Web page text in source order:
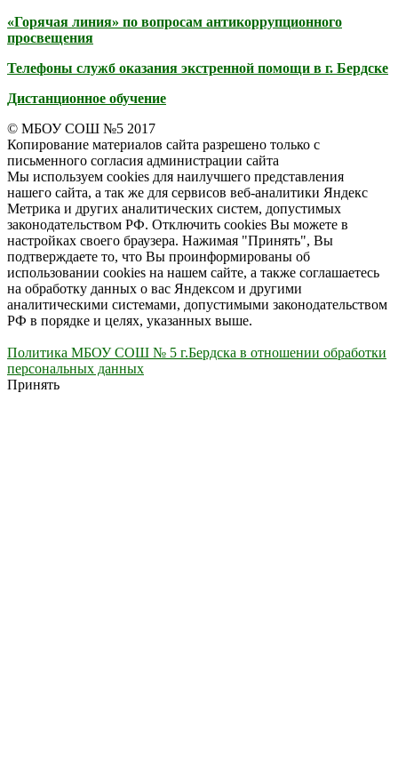
«Горячая линия» по вопросам антикоррупционного
просвещения
Телефоны служб оказания экстренной помощи в г. Бердске
Дистанционное обучение
© МБОУ СОШ №5 2017
Копирование материалов сайта разрешено только с
письменного согласия администрации сайта
Мы используем cookies для наилучшего представления
нашего сайта, а так же для сервисов веб-аналитики Яндекс
Метрика и других аналитических систем, допустимых
законодательством РФ. Отключить cookies Вы можете в
настройках своего браузера. Нажимая "Принять", Вы
подтверждаете то, что Вы проинформированы об
использовании cookies на нашем сайте, а также соглашаетесь
на обработку данных о вас Яндексом и другими
аналитическими системами, допустимыми законодательством
РФ в порядке и целях, указанных выше.
Политика МБОУ СОШ № 5 г.Бердска в отношении обработки
персональных данных
Принять